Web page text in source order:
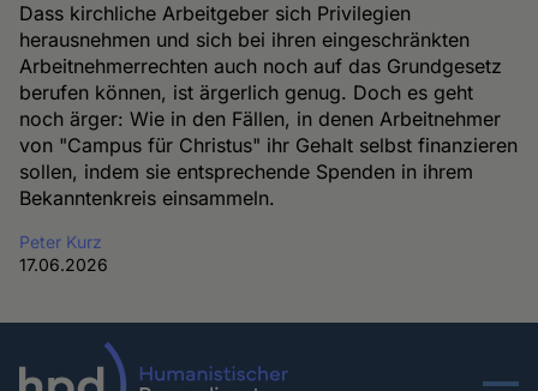
Dass kirchliche Arbeitgeber sich Privilegien
herausnehmen und sich bei ihren eingeschränkten
Arbeitnehmerrechten auch noch auf das Grundgesetz
berufen können, ist ärgerlich genug. Doch es geht
noch ärger: Wie in den Fällen, in denen Arbeitnehmer
von "Campus für Christus" ihr Gehalt selbst finanzieren
sollen, indem sie entsprechende Spenden in ihrem
Bekanntenkreis einsammeln.
Peter Kurz
17.06.2026